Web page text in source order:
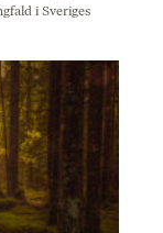
i Sveriges